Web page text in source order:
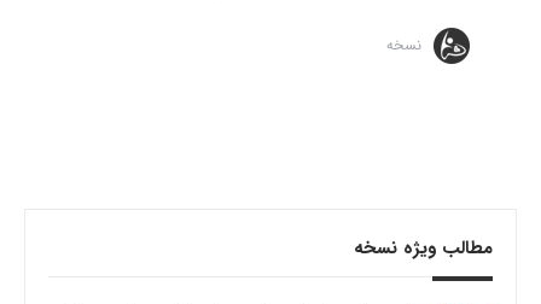
نسخه
مطالب ویژه نسخه